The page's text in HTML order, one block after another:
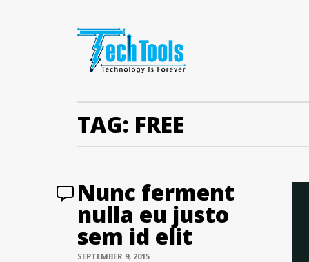
TAG: FREE
Nunc ferment
nulla eu justo
sem id elit
SEPTEMBER 9, 2015